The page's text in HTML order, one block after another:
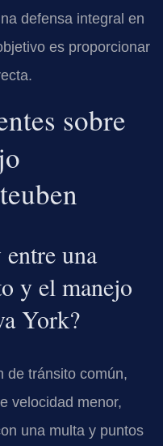
defensa integral en
es proporcionar
sobre
una
y el manejo
York?
de tránsito común,
velocidad menor,
una multa y puntos